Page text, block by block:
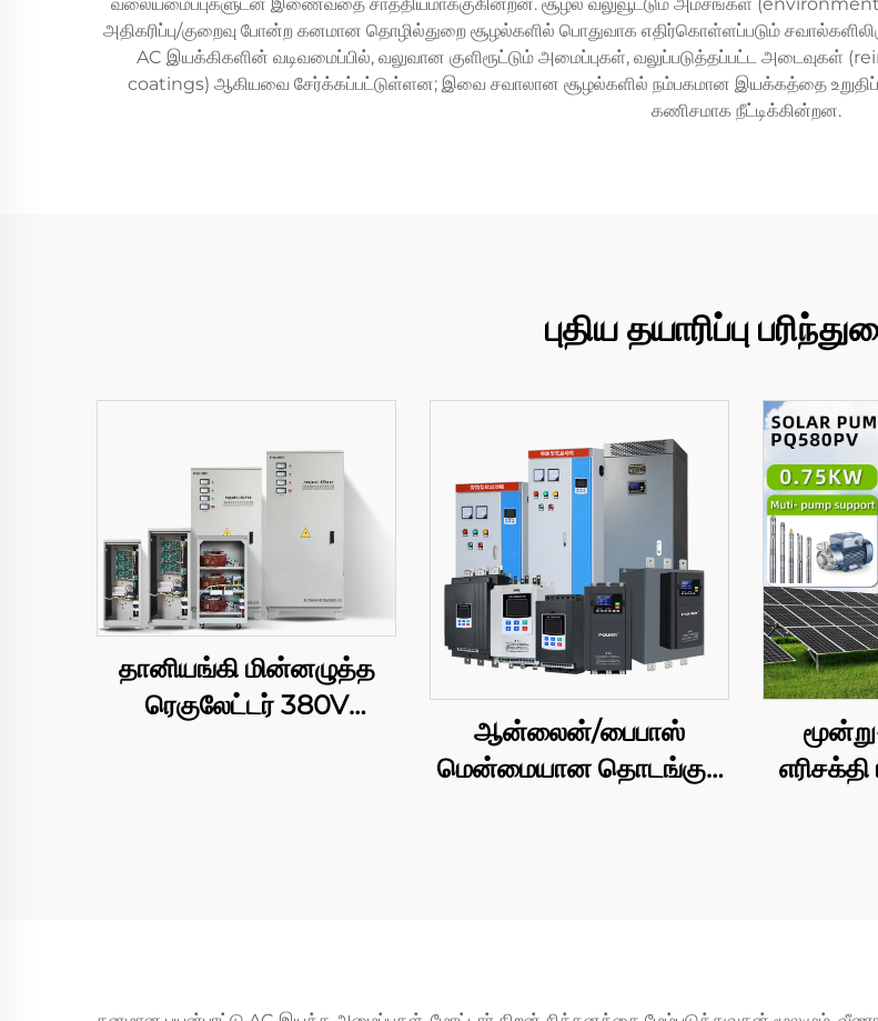
அதிகரிப்பு/குறைவு போன்ற கனமான தொழில்துறை சூழல்களில் பொதுவாக எதிர்கொள்ளப்படும்
AC இயக்கிகளின் வடிவமைப்பில், வலுவான குளிரூட்டும் அமைப்புகள், வலுப்படுத்தப்பட்ட அடைவுகள்
coatings) ஆகியவை சேர்க்கப்பட்டுள்ளன; இவை சவாலான சூழல்களில் நம்பகமான இயக்கத்தை
கணிசமாக நீட்டிக்கின்றன.
புதிய தயாரிப்பு
தானியங்கி மின்னழுத்த
ரெகுலேட்டர் 380V
ஆன்லைன்/பைபாஸ்
மென்மையான தொடங்கும்